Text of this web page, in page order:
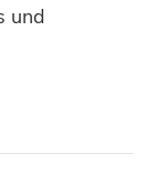
und